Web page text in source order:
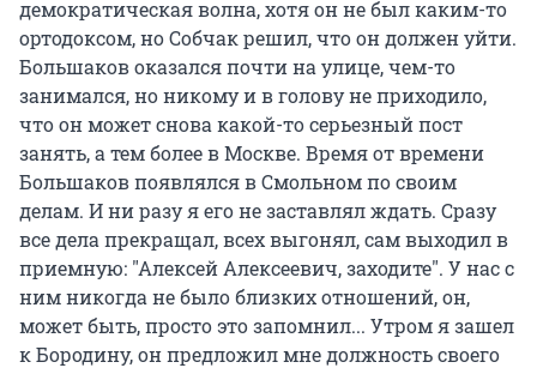
демократическая волна, хотя он не был каким-то
ортодоксом, но Собчак решил, что он должен уйти.
Большаков оказался почти на улице, чем-то
занимался, но никому и в голову не приходило,
что он может снова какой-то серьезный пост
занять, а тем более в Москве. Время от времени
Большаков появлялся в Смольном по своим
делам. И ни разу я его не заставлял ждать. Сразу
все дела прекращал, всех выгонял, сам выходил в
приемную: "Алексей Алексеевич, заходите". У нас с
ним никогда не было близких отношений, он,
может быть, просто это запомнил... Утром я зашел
к Бородину, он предложил мне должность своего